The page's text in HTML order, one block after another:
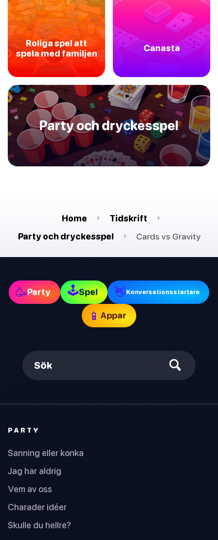
Roliga spel att
spela med familjen
Canasta
Party och dryckesspel
Home
Tidskrift
Party och dryckesspel
Cards vs Gravity
🥳Party 🕹Spel 👋Konversationsstartare
📱 Appar
Sök
PARTY
Sanning eller konka
Jag har aldrig
Vem av oss
Charader idéer
Skulle du hellre?